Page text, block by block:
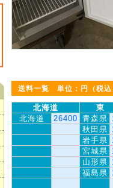
送料一覧 単位：円（税込
北海道 東
北海道
26400 青森県
秋田県
岩手県
宮城県
山形県
福島県